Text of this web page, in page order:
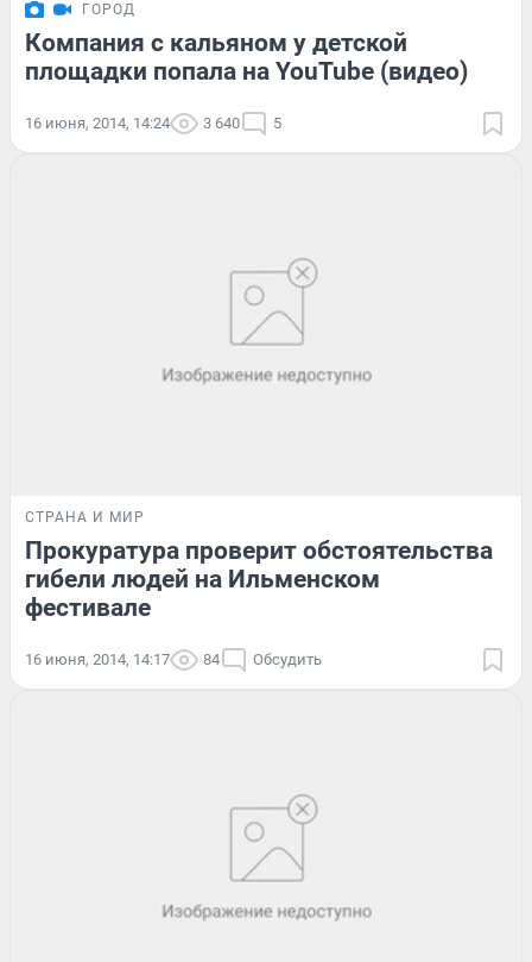
ГОРОД
Компания с кальяном у детской
площадки попала на YouTube (видео)
16 июня, 2014, 14:24 3 640 5
СТРАНА И МИР
Прокуратура проверит обстоятельства
гибели людей на Ильменском
фестивале
16 июня, 2014, 14:17 84 Обсудить